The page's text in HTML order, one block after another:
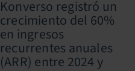
Konverso registró un
crecimiento del 60%
en ingresos
recurrentes anuales
(ARR) entre 2024 y